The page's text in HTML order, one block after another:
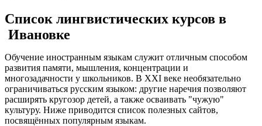
Список лингвистических курсов в
Ивановке
Обучение иностранным языкам служит отличным способом
развития памяти, мышления, концентрации и
многозадачности у школьников. В XXI веке необязательно
ограничиваться русским языком: другие наречия позволяют
расширять кругозор детей, а также осваивать "чужую"
культуру. Ниже приводится список полезных сайтов,
посвящённых популярным языкам.